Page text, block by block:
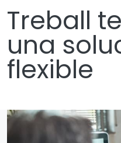
Treball
una
flexible